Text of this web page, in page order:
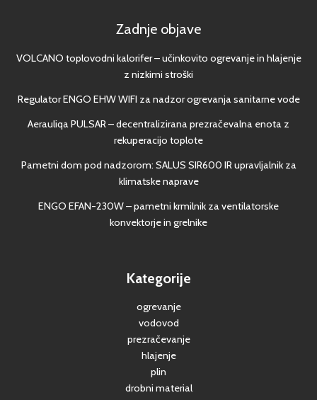
Zadnje objave
VOLCANO toplovodni kalorifer – učinkovito ogrevanje in hlajenje
z nizkimi stroški
Regulator ENGO EHW WIFI za nadzor ogrevanja sanitarne vode
Aerauliqa PULSAR – decentralizirana prezračevalna enota z
rekuperacijo toplote
Pametni dom pod nadzorom: SALUS SIR600 IR upravljalnik za
klimatske naprave
ENGO EFAN-230W – pametni krmilnik za ventilatorske
konvektorje in grelnike
Kategorije
ogrevanje
vodovod
prezračevanje
hlajenje
plin
drobni material